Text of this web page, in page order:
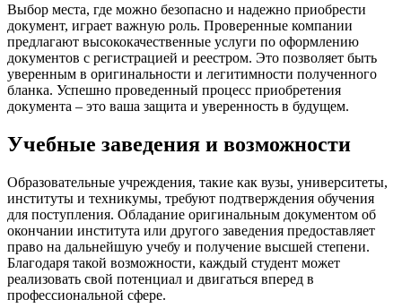
Выбор места, где можно безопасно и надежно приобрести
документ, играет важную роль. Проверенные компании
предлагают высококачественные услуги по оформлению
документов с регистрацией и реестром. Это позволяет быть
уверенным в оригинальности и легитимности полученного
бланка. Успешно проведенный процесс приобретения
документа – это ваша защита и уверенность в будущем.
Учебные заведения и возможности
Образовательные учреждения, такие как вузы, университеты,
институты и техникумы, требуют подтверждения обучения
для поступления. Обладание оригинальным документом об
окончании института или другого заведения предоставляет
право на дальнейшую учебу и получение высшей степени.
Благодаря такой возможности, каждый студент может
реализовать свой потенциал и двигаться вперед в
профессиональной сфере.